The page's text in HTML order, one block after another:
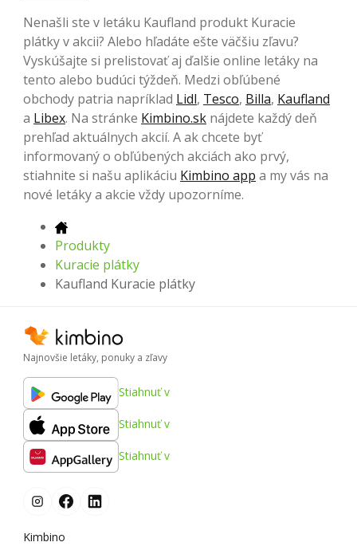
Nenašli ste v letáku Kaufland produkt Kuracie
plátky v akcii? Alebo hľadáte ešte väčšiu zľavu?
Vyskúšajte si prelistovať aj ďalšie online letáky na
tento alebo budúci týždeň. Medzi obľúbené
obchody patria napríklad Lidl, Tesco, Billa, Kaufland
a Libex. Na stránke Kimbino.sk nájdete každý deň
prehľad aktuálnych akcií. A ak chcete byť
informovaný o obľúbených akciách ako prvý,
stiahnite si našu aplikáciu Kimbino app a my vás na
nové letáky a akcie vždy upozorníme.
Produkty
Kuracie plátky
Kaufland Kuracie plátky
Najnovšie letáky, ponuky a zľavy
Stiahnuť v
Stiahnuť v
Stiahnuť v
Kimbino